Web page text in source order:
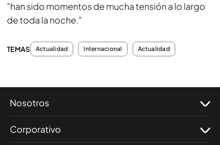
"han sido momentos de mucha tensión a lo largo
de toda la noche."
TEMAS Actualidad Internacional Actualidad
Nosotros
Corporativo